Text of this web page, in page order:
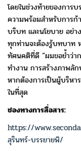
โดยในช่วงท้ายของการ
ความพร้อมสำหรับการก้
บริบท และนโยบาย อย่า
ทุกท่านจะต้องรู้บทบาท
ทัศนคติที่ดี “ผมขอย้ำว่า
ทำงาน การสร้างภาพลั
หากต้องการเป็นผู้บริห
ในที่สุด
ช่องทางการสื่อสาร:
https://
สุรินทร์-บรรยายพิ/